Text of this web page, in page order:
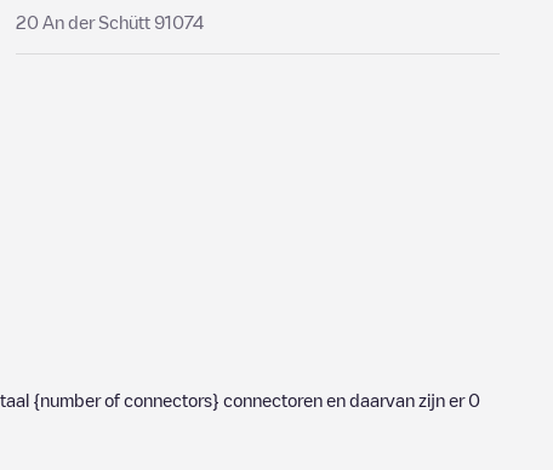
20 An der Schütt 91074
{number of connectors} connectoren en daarvan zijn er 0